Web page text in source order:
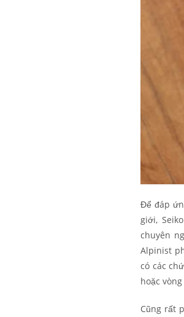
Để đáp
giới,
chuyên
Alpinist
có các
hoặc
Cũng rất